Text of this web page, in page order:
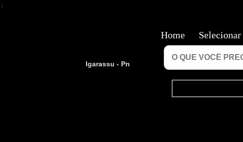
<
Igarassu - Pn
Home Selecionar